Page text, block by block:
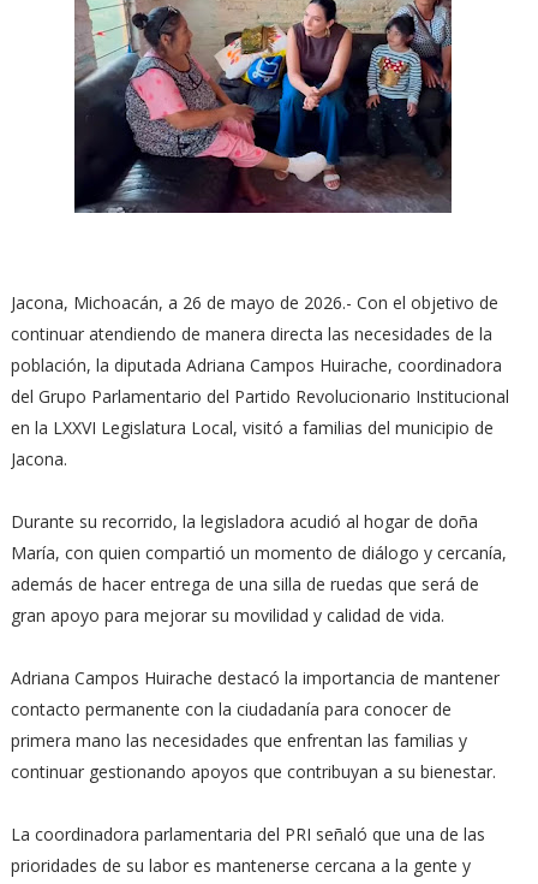
Jacona, Michoacán, a 26 de mayo de 2026.- Con el objetivo de
continuar atendiendo de manera directa las necesidades de la
población, la diputada Adriana Campos Huirache, coordinadora
del Grupo Parlamentario del Partido Revolucionario Institucional
en la LXXVI Legislatura Local, visitó a familias del municipio de
Jacona.
Durante su recorrido, la legisladora acudió al hogar de doña
María, con quien compartió un momento de diálogo y cercanía,
además de hacer entrega de una silla de ruedas que será de
gran apoyo para mejorar su movilidad y calidad de vida.
Adriana Campos Huirache destacó la importancia de mantener
contacto permanente con la ciudadanía para conocer de
primera mano las necesidades que enfrentan las familias y
continuar gestionando apoyos que contribuyan a su bienestar.
La coordinadora parlamentaria del PRI señaló que una de las
prioridades de su labor es mantenerse cercana a la gente y